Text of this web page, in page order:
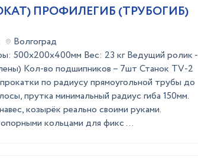
ПРОФИЛЕГИБ (ТРУБОГИБ)
Волгоград
500х200х400мм Вес: 23 кг Ведущий ролик -
Кол-во подшипников – 7шт Станок TV-2
по радиусу прямоугольной трубы до
прутка минимальный радиус гиба 150мм.
козырёк реально своими руками.
кольцами для фикс ...